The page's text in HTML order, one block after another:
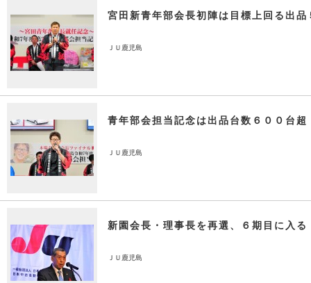
宮田新青年部会長初陣は目標上回る出品
ＪＵ鹿児島
青年部会担当記念は出品台数６００台超
ＪＵ鹿児島
新園会長・理事長を再選、６期目に入る
ＪＵ鹿児島